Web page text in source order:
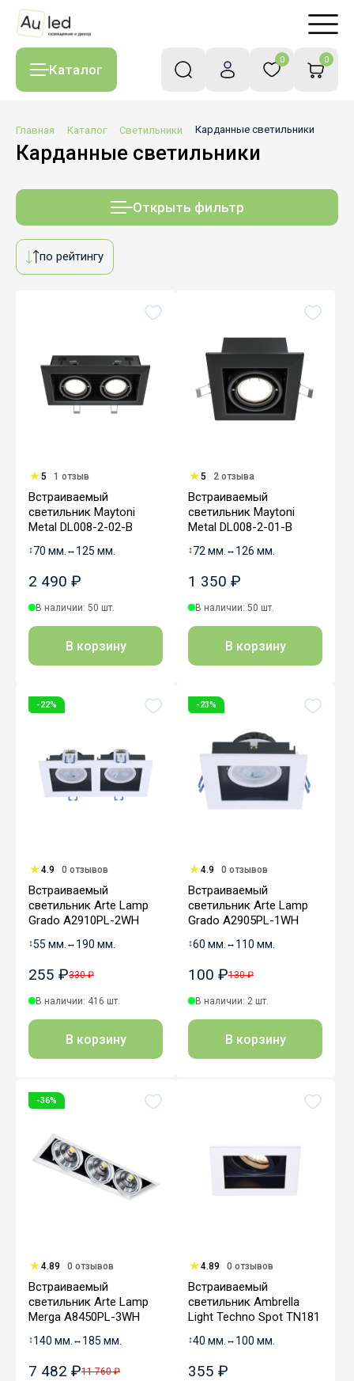
Каталог
0 0
Главная Каталог Светильники Карданные светильники
Карданные светильники
Открыть фильтр
по рейтингу
5 1 отзыв
Встраиваемый
светильник Maytoni
Metal DL008-2-02-B
↕70 мм. ↔ 125 мм.
2 490 ₽
В наличии: 50 шт.
В корзину
5 2 отзыва
Встраиваемый
светильник Maytoni
Metal DL008-2-01-B
↕72 мм. ↔ 126 мм.
1 350 ₽
В наличии: 50 шт.
В корзину
-22%
4.9 0 отзывов
Встраиваемый
светильник Arte Lamp
Grado A2910PL-2WH
↕55 мм. ↔ 190 мм.
255 ₽330 ₽
В наличии: 416 шт.
В корзину
-23%
4.9 0 отзывов
Встраиваемый
светильник Arte Lamp
Grado A2905PL-1WH
↕60 мм. ↔ 110 мм.
100 ₽130 ₽
В наличии: 2 шт.
В корзину
-36%
4.89 0 отзывов
Встраиваемый
светильник Arte Lamp
Merga A8450PL-3WH
↕140 мм. ↔ 185 мм.
7 482 ₽11 760 ₽
4.89 0 отзывов
Встраиваемый
светильник Ambrella
Light Techno Spot TN181
↕40 мм. ↔ 100 мм.
355 ₽